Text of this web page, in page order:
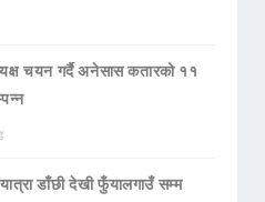
चयन गर्दै अनेसास कतारको ११
डाँछी देखी फुँयालगाउँ सम्म